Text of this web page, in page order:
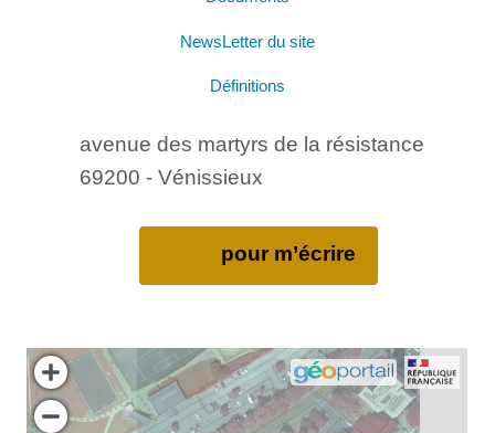
NewsLetter du site
Définitions
avenue des martyrs de la résistance
69200 - Vénissieux
pour m’écrire